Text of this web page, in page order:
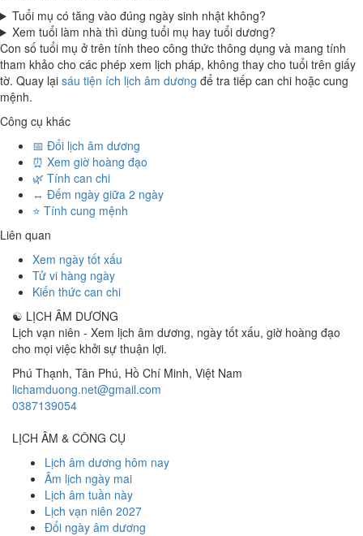
Tuổi mụ có tăng vào đúng ngày sinh nhật không?
Xem tuổi làm nhà thì dùng tuổi mụ hay tuổi dương?
Con số tuổi mụ ở trên tính theo công thức thông dụng và mang tính
tham khảo cho các phép xem lịch pháp, không thay cho tuổi trên giấy
tờ. Quay lại sáu tiện ích lịch âm dương để tra tiếp can chi hoặc cung
mệnh.
Công cụ khác
📅 Đổi lịch âm dương
⏰ Xem giờ hoàng đạo
🌿 Tính can chi
↔️ Đếm ngày giữa 2 ngày
⭐ Tính cung mệnh
Liên quan
Xem ngày tốt xấu
Tử vi hàng ngày
Kiến thức can chi
☯ LỊCH ÂM DƯƠNG
Lịch vạn niên - Xem lịch âm dương, ngày tốt xấu, giờ hoàng đạo
cho mọi việc khởi sự thuận lợi.
Phú Thạnh, Tân Phú, Hồ Chí Minh, Việt Nam
lichamduong.net@gmail.com
0387139054
LỊCH ÂM & CÔNG CỤ
Lịch âm dương hôm nay
Âm lịch ngày mai
Lịch âm tuần này
Lịch vạn niên 2027
Đổi ngày âm dương